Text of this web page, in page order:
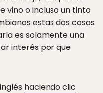
vino o incluso un tinto
estas dos cosas
es solamente una
interés por que
haciendo clic